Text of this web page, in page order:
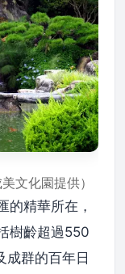
文化園提供）
的精華所在，
樹齡超過550
成群的百年日